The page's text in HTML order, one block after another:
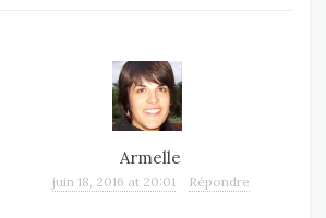
Armelle
juin 18, 2016 at 20:01 Répondre